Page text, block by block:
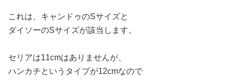
これは、キャンドゥのSサイズと
ダイソーのSサイズが該当します。
セリアは11cmはありませんが、
ハンカチというタイプが12cmなので